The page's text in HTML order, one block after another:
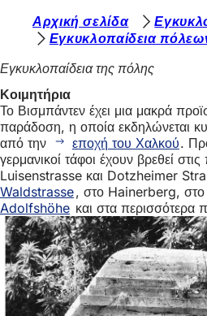
Μετάβαση στο περιεχόμενο
ί
σ
κ
ε
σ
τ
ε
ε
δ
ώ
Αρχική σελίδα
Εγκυκλοπαίδεια
Εγκυκλοπαίδεια της πόλης
Κοιμητήρια
Το Βισμπάντεν έχει μια μακρά
παράδοση, η οποία εκδηλώνεται
από την
εποχή του Χαλκού.
γερμανικοί τάφοι έχουν βρεθεί
Luisenstrasse και Dotzheimer
Waldstrasse, στο Hainerberg,
Adolfshöhe και στα περισσότερα